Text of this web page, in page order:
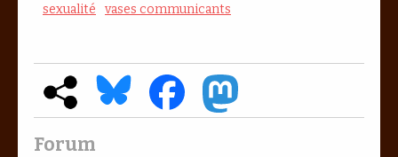
sexualité
vases communicants
Forum